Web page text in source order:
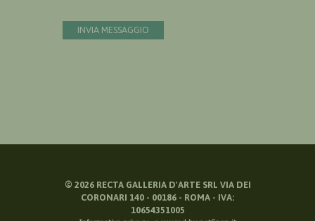
INVIA MESSAGGIO
© 2026RECTA GALLERIA D'ARTE SRL VIA DEI
CORONARI 140 - 00186 - ROMA - IVA:
10654351005